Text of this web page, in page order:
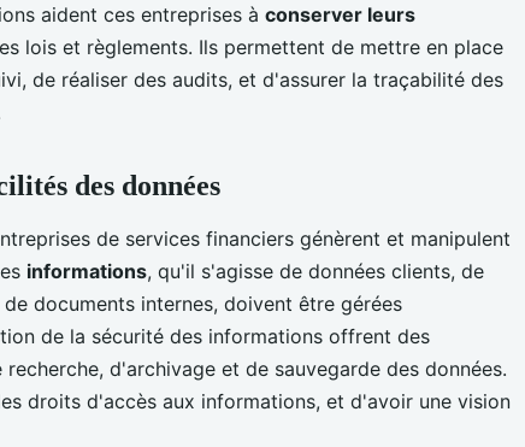
aident ces entreprises à conserver leurs
lois et règlements. Ils permettent de mettre en place
de réaliser des audits, et d'assurer la traçabilité des
des données
de services financiers génèrent et manipulent
informations, qu'il s'agisse de données clients, de
documents internes, doivent être gérées
de la sécurité des informations offrent des
d'archivage et de sauvegarde des données.
droits d'accès aux informations, et d'avoir une vision